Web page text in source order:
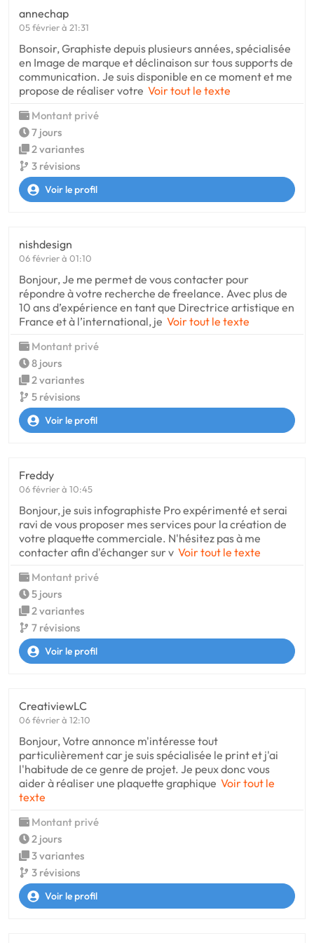
annechap
05 février à 21:31
Bonsoir, Graphiste depuis plusieurs années, spécialisée
en Image de marque et déclinaison sur tous supports de
communication. Je suis disponible en ce moment et me
propose de réaliser votre Voir tout le texte
Montant privé
7 jours
2 variantes
3 révisions
Voir le profil
nishdesign
06 février à 01:10
Bonjour, Je me permet de vous contacter pour
répondre à votre recherche de freelance. Avec plus de
10 ans d’expérience en tant que Directrice artistique en
France et à l’international, je Voir tout le texte
Montant privé
8 jours
2 variantes
5 révisions
Voir le profil
Freddy
06 février à 10:45
Bonjour, je suis infographiste Pro expérimenté et serai
ravi de vous proposer mes services pour la création de
votre plaquette commerciale. N'hésitez pas à me
contacter afin d'échanger sur v Voir tout le texte
Montant privé
5 jours
2 variantes
7 révisions
Voir le profil
CreativiewLC
06 février à 12:10
Bonjour, Votre annonce m'intéresse tout
particulièrement car je suis spécialisée le print et j'ai
l'habitude de ce genre de projet. Je peux donc vous
aider à réaliser une plaquette graphique Voir tout le
texte
Montant privé
2 jours
3 variantes
3 révisions
Voir le profil